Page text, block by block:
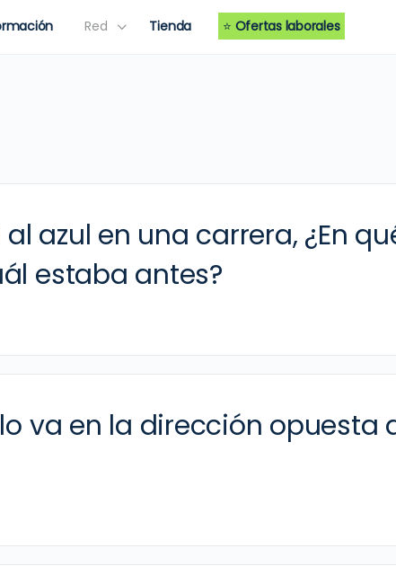
Red Tienda ⭐ Ofertas laborales
azul en una carrera, ¿En
estaba antes?
va en la dirección opuesta